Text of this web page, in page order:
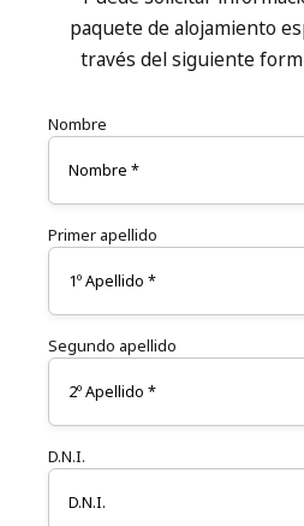
paquete de alojamiento
través del siguiente
Nombre
Primer apellido
Segundo apellido
D.N.I.